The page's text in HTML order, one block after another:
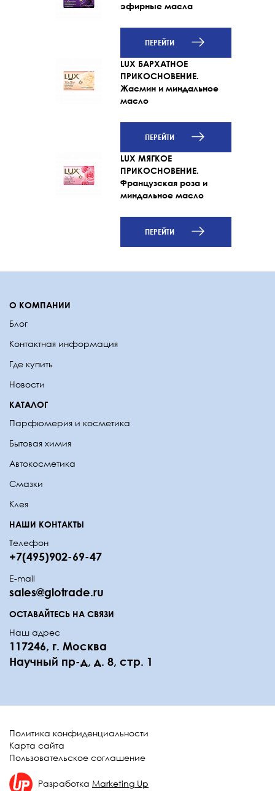
эфирные масла
ПЕРЕЙТИ
LUX БАРХАТНОЕ
ПРИКОСНОВЕНИЕ.
Жасмин и миндальное
масло
ПЕРЕЙТИ
LUX МЯГКОЕ
ПРИКОСНОВЕНИЕ.
Французская роза и
миндальное масло
ПЕРЕЙТИ
О КОМПАНИИ
Блог
Контактная информация
Где купить
Новости
КАТАЛОГ
Парфюмерия и косметика
Бытовая химия
Автокосметика
Смазки
Клея
НАШИ КОНТАКТЫ
Телефон
+7(495)902-69-47
E-mail
sales@glotrade.ru
ОСТАВАЙТЕСЬ НА СВЯЗИ
Наш адрес
117246, г. Москва
Научный пр-д, д. 8, стр. 1
Политика конфиденциальности
Карта сайта
Пользовательское соглашение
Разработка Marketing Up